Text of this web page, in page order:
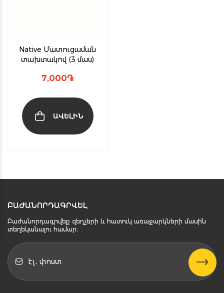
Native Մատուցաման
տախտակով (3 մաս)
7,000֏
ԱՎԵԼԻՆ
ԲԱԺԱՆՈՐԴԱԳՐՎԵԼ
Բաժանորդագրվեք զեղչերի և հատուկ առաջարկների մասին
տեղեկանալու համար։